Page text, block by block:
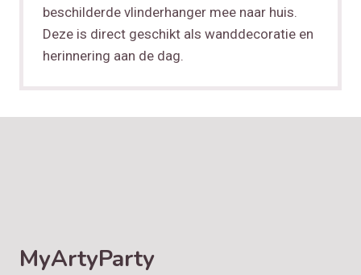
beschilderde vlinderhanger mee naar huis.
Deze is direct geschikt als wanddecoratie en
herinnering aan de dag.
MyArtyParty